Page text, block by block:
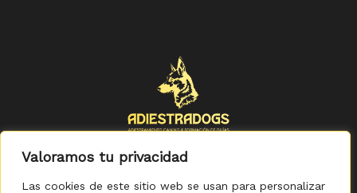
Valoramos tu privacidad
Las cookies de este sitio web se usan para personalizar